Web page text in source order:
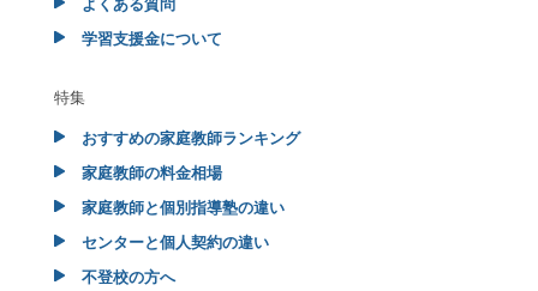
よくある質問
学習支援金について
特集
おすすめの家庭教師ランキング
家庭教師の料金相場
家庭教師と個別指導塾の違い
センターと個人契約の違い
不登校の方へ